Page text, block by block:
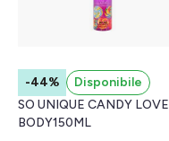
-44%
Disponibile
SO UNIQUE CANDY LOVE
BODY150ML